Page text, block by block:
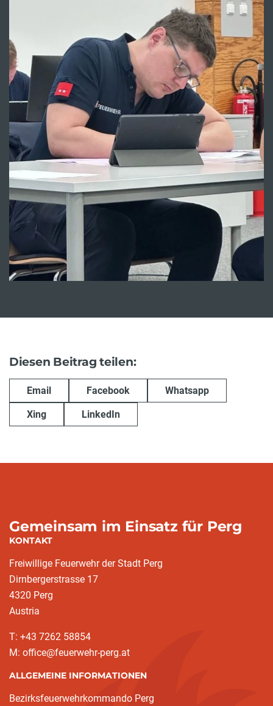
Diesen Beitrag teilen:
Email Facebook Whatsapp
Xing LinkedIn
Gemeinsam im Einsatz für Perg
KONTAKT
Freiwillige Feuerwehr der Stadt Perg
Dirnbergerstrasse 17
4320 Perg
Austria
T: +43 7262 58854
M: office@feuerwehr-perg.at
ALLGEMEINE INFORMATIONEN
Bezirksfeuerwehrkommando Perg